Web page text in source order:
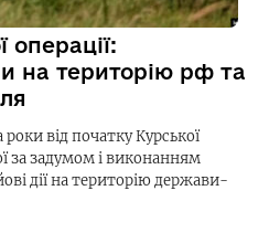
операції:
на територію рф та
від початку Курської
за задумом і виконанням
дії на територію держави-